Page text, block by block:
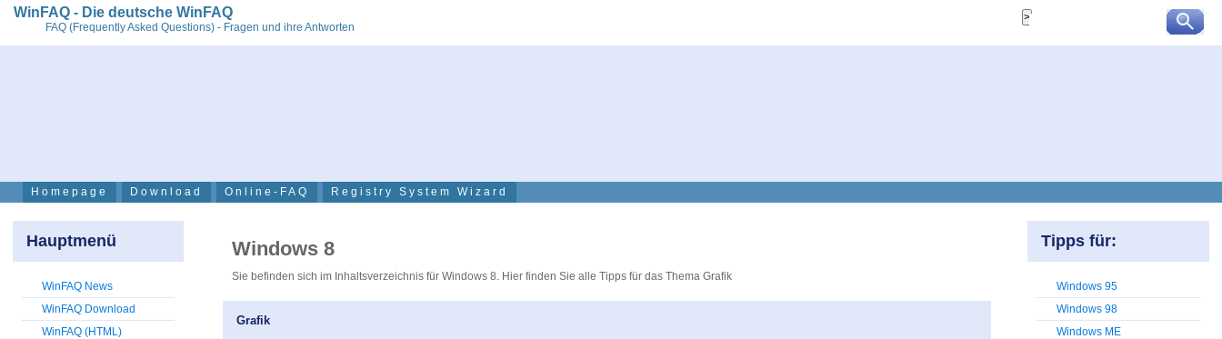
WinFAQ - Die deutsche WinFAQ
FAQ (Frequently Asked Questions) - Fragen und ihre Antworten
Homepage Download Online-FAQ Registry System Wizard
Tipps für:
Windows 95
Windows 98
Windows ME
Windows 8
Sie befinden sich im Inhaltsverzeichnis für Windows 8. Hier finden Sie alle Tipps für das Thema Grafik
Grafik
Hauptmenü
WinFAQ News
WinFAQ Download
WinFAQ (HTML)